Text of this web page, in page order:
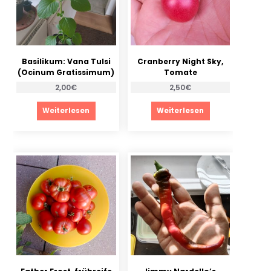
Basilikum: Vana Tulsi
(Ocinum Gratissimum)
2,00€
Weiterlesen
Cranberry Night Sky,
Tomate
2,50€
Weiterlesen